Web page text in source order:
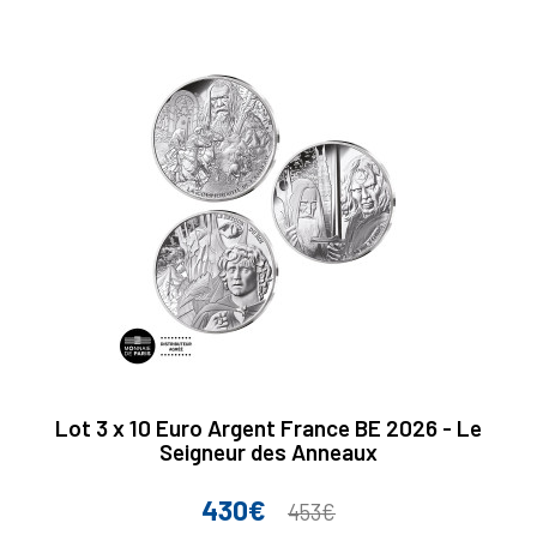
Lot 3 x 10 Euro Argent France BE 2026 - Le
Seigneur des Anneaux
Prix
430€
Prix
453€